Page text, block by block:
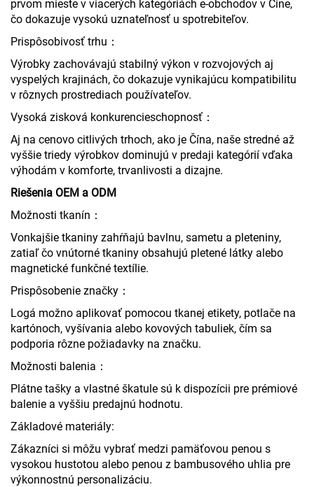
prvom mieste v viacerých kategóriách e-obchodov v Číne,
čo dokazuje vysokú uznateľnosť u spotrebiteľov.
Prispôsobivosť trhu：
Výrobky zachovávajú stabilný výkon v rozvojových aj
vyspelých krajinách, čo dokazuje vynikajúcu kompatibilitu
v rôznych prostrediach používateľov.
Vysoká zisková konkurencieschopnosť：
Aj na cenovo citlivých trhoch, ako je Čína, naše stredné až
vyššie triedy výrobkov dominujú v predaji kategórií vďaka
výhodám v komforte, trvanlivosti a dizajne.
Riešenia OEM a ODM
Možnosti tkanín：
Vonkajšie tkaniny zahŕňajú bavlnu, sametu a pleteniny,
zatiaľ čo vnútorné tkaniny obsahujú pletené látky alebo
magnetické funkčné textílie.
Prispôsobenie značky：
Logá možno aplikovať pomocou tkanej etikety, potlače na
kartónoch, vyšívania alebo kovových tabuliek, čím sa
podporia rôzne požiadavky na značku.
Možnosti balenia：
Plátne tašky a vlastné škatule sú k dispozícii pre prémiové
balenie a vyššiu predajnú hodnotu.
Základové materiály:
Zákazníci si môžu vybrať medzi pamäťovou penou s
vysokou hustotou alebo penou z bambusového uhlia pre
výkonnostnú personalizáciu.